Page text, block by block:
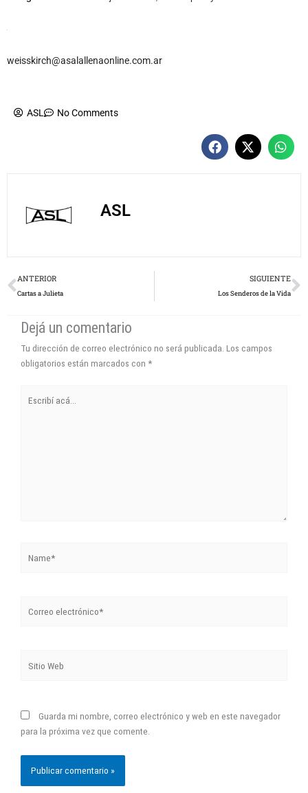
weisskirch@asalallenaonline.com.ar
ASL No Comments
ASL
Prev
ANTERIOR
Cartas a Julieta
SIGUIENTE
Los Senderos de la Vida
Dejá un comentario
Tu dirección de correo electrónico no será publicada. Los campos
obligatorios están marcados con *
acá...
electrónico*
Web
Guarda mi nombre, correo electrónico y web en este navegador
para la próxima vez que comente.